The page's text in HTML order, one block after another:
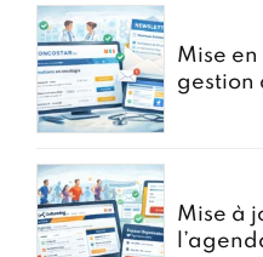
Mise
gestion
Mise à